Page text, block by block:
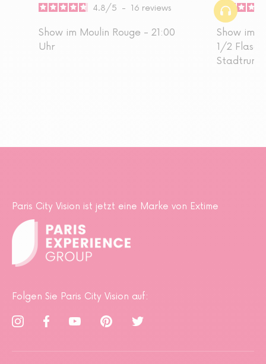
4.8/5 - 16 reviews
Show im Moulin Rouge - 21:00
Uhr
Show im
1/2
Paris City Vision ist jetzt eine Marke von Extime
Folgen Sie Paris City Vision auf: